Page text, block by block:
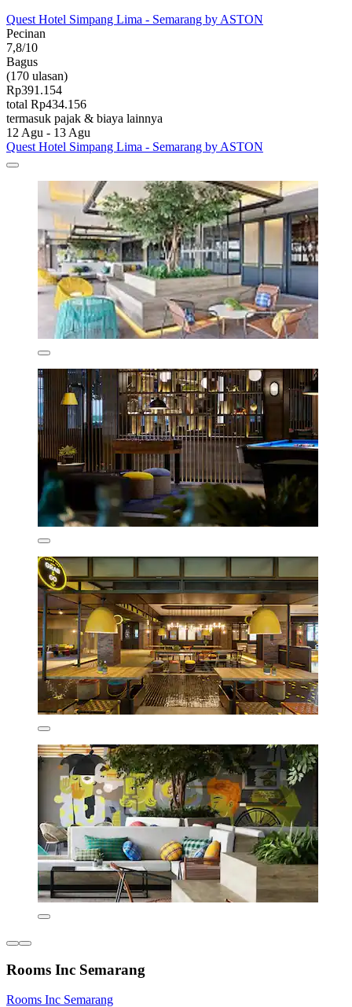
Quest Hotel Simpang Lima - Semarang by ASTON
Pecinan
7,8/10
Bagus
(170 ulasan)
Rp391.154
total Rp434.156
termasuk pajak & biaya lainnya
12 Agu - 13 Agu
Quest Hotel Simpang Lima - Semarang by ASTON
Rooms Inc Semarang
Rooms Inc Semarang